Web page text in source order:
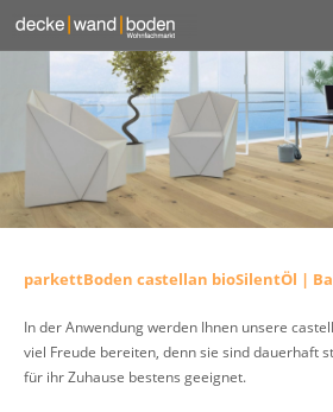
parkettBoden castellan bioSilentÖl |
In der Anwendung werden Ihnen unsere
viel Freude bereiten, denn sie sind dauerhaft
für ihr Zuhause bestens geeignet.